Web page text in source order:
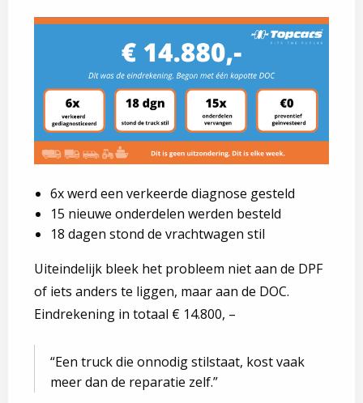
6x werd een verkeerde diagnose gesteld
15 nieuwe onderdelen werden besteld
18 dagen stond de vrachtwagen stil
Uiteindelijk bleek het probleem niet aan de DPF
of iets anders te liggen, maar aan de DOC.
Eindrekening in totaal € 14.800, –
Een truck die onnodig stilstaat, kost vaak
meer dan de reparatie zelf.